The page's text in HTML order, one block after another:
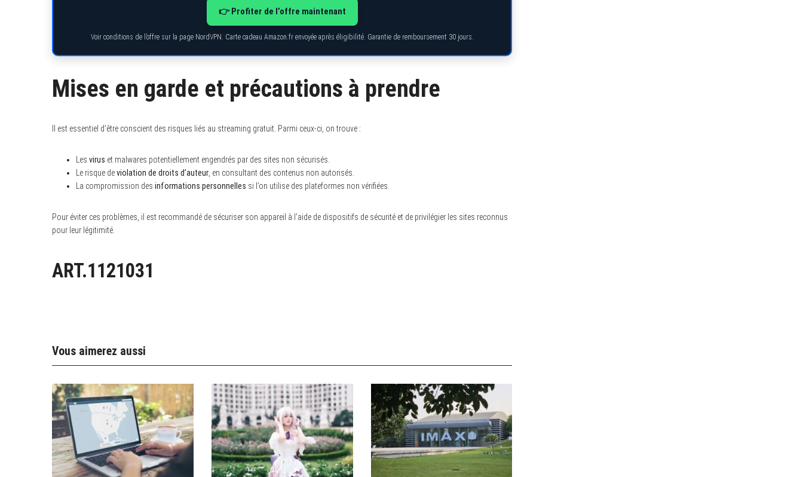
👉 Profiter de l’offre maintenant
Voir conditions de l’offre sur la page NordVPN. Carte cadeau Amazon.fr envoyée après éligibilité. Garantie de remboursement 30 jours.
Mises en garde et précautions à prendre
Il est essentiel d’être conscient des risques liés au streaming gratuit. Parmi ceux-ci, on trouve :
Les virus et malwares potentiellement engendrés par des sites non sécurisés.
Le risque deviolation de droits d’auteur , en consultant des contenus non autorisés.
La compromission des informations personnelles si l’on utilise des plateformes non vérifiées.
Pour éviter ces problèmes, il est recommandé de sécuriser son appareil à l’aide de dispositifs de sécurité et de privilégier les sites reconnus
pour leur légitimité.
ART.1121031
Vous aimerez aussi